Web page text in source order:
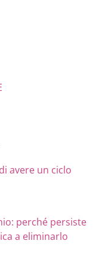
avere un ciclo
perché persiste
a eliminarlo